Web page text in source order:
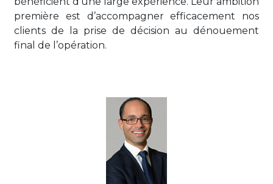
première est d’accompagner efficacement nos
clients de la prise de décision au dénouement
final de l’opération.